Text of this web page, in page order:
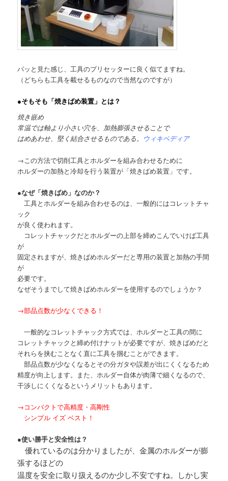
動
パッと見た感じ、工具のプリセッターに良く似てますね。
（どちらも工具を載せるものなので当然なのですが）
●そもそも「焼きばめ装置」とは？
焼き嵌め
常温では軸より小さい穴を、加熱膨張させることで
はめあわせ、堅く結合させるものである。
ウィキペディア
→この方法で切削工具とホルダーを組み合わせるために
ホルダーの加熱と冷却を行う装置が「焼きばめ装置」です。
●なぜ「焼きばめ」なのか？
工具とホルダーを組み合わせるのは、一般的にはコレットチャ
ック
が良く使われます。
コレットチャックだとホルダーの上部を締めこんでいけば工具
が
固定されますが、焼きばめホルダーだと専用の装置と加熱の手間
が
必要です。
なぜそうまでして焼きばめホルダーを使用するのでしょうか？
→部品点数が少なくできる！
一般的なコレットチャック方式では、ホルダーと工具の間に
コレットチャックと締め付けナットが必要ですが、焼きばめだと
それらを挟むことなく直に工具を掴むことができます。
部品点数が少なくなるとその分ガタや誤差が出にくくなるため
精度が向上します。また、ホルダー自体が肉薄で細くなるので、
干渉しにくくなるというメリットもあります。
→コンパクトで高精度・高剛性
シンプル イズ ベスト！
●使い勝手と安全性は？
優れているのは分かりましたが、金属のホルダーが膨
張するほどの
温度を安全に取り扱えるのか少し不安ですね。しかし実